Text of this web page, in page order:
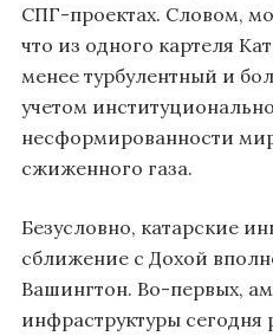
СПГ-проектах. Словом,
что из одного картеля
менее турбулентный и
учетом
несформированности
сжиженного газа.
Безусловно, катарские
сближение с Дохой
Вашингтон. Во-первых,
инфраструктуры сегодня